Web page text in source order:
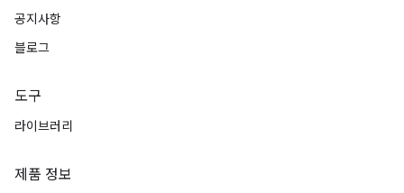
공지사항
블로그
도구
라이브러리
제품 정보